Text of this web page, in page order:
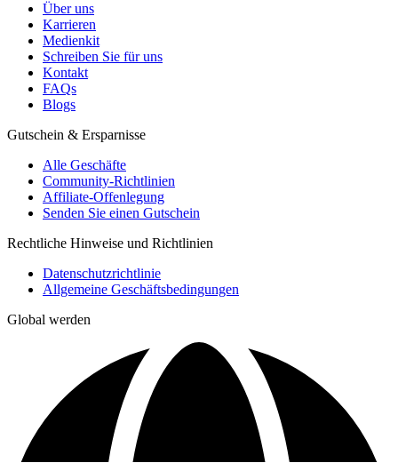
Über uns
Karrieren
Medienkit
Schreiben Sie für uns
Kontakt
FAQs
Blogs
Gutschein & Ersparnisse
Alle Geschäfte
Community-Richtlinien
Affiliate-Offenlegung
Senden Sie einen Gutschein
Rechtliche Hinweise und Richtlinien
Datenschutzrichtlinie
Allgemeine Geschäftsbedingungen
Global werden